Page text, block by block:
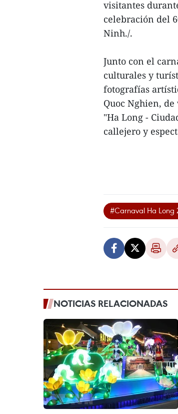
visitantes
celebración del
Ninh./.
Junto con el
culturales y
fotografías
Quoc Nghien,
"Ha Long -
callejero y
#Carnaval Ha Long
NOTICIAS RELACIONADAS